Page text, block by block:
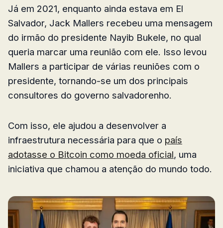
Já em 2021, enquanto ainda estava em El
Salvador, Jack Mallers recebeu uma mensagem
do irmão do presidente Nayib Bukele, no qual
queria marcar uma reunião com ele. Isso levou
Mallers a participar de várias reuniões com o
presidente, tornando-se um dos principais
consultores do governo salvadorenho.
Com isso, ele ajudou a desenvolver a
infraestrutura necessária para que o país
adotasse o Bitcoin como moeda oficial, uma
iniciativa que chamou a atenção do mundo todo.